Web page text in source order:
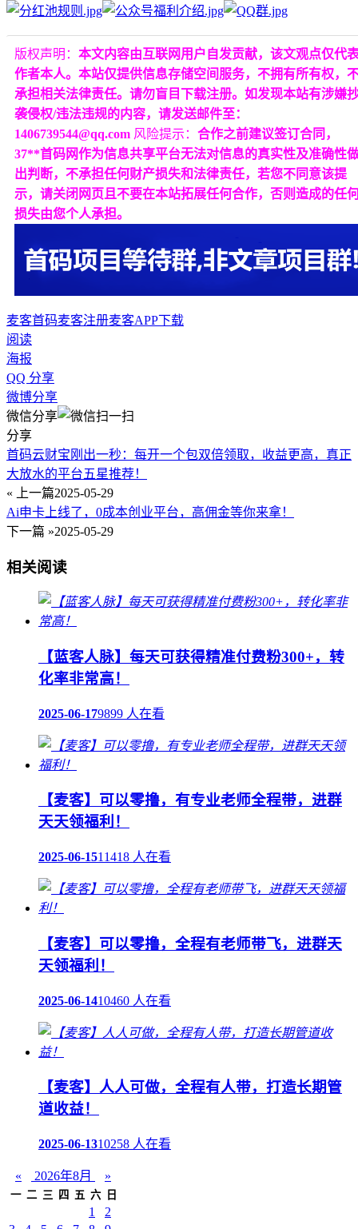
版权声明： 本文内容由互联网用户自发贡献，该文观点仅代
作者本人。本站仅提供信息存储空间服务，不拥有所有权，
承担相关法律责任。请勿盲目下载注册。如发现本站有涉嫌
袭侵权/违法违规的内容，请发送邮件至：
1406739544@qq.com 风险提示： 合作之前建议签订合同，
37**首码网作为信息共享平台无法对信息的真实性及准确性
出判断，不承担任何财产损失和法律责任，若您不同意该提
示，请关闭网页且不要在本站拓展任何合作，否则造成的任
损失由您个人承担。
麦客首码麦客注册麦客APP下载
阅读
海报
QQ 分享
微博分享
微信分享
分享
首码云财宝刚出一秒：每开一个包双倍领取，收益更高，真正
大放水的平台五星推荐！
« 上一篇2025-05-29
Ai申卡上线了，0成本创业平台，高佣金等你来拿！
下一篇 »2025-05-29
相关阅读
【蓝客人脉】每天可获得精准付费粉300+，转
化率非常高！
2025-06-179899 人在看
【麦客】可以零撸，有专业老师全程带，进群
天天领福利！
2025-06-1511418 人在看
【麦客】可以零撸，全程有老师带飞，进群天
天领福利！
2025-06-1410460 人在看
【麦客】人人可做，全程有人带，打造长期管
道收益！
2025-06-1310258 人在看
« 2026年8月 »
一 二 三 四 五 六 日
1
2